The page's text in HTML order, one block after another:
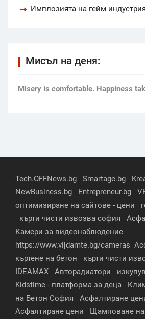
Имплозията на гейм
Мисъл на деня:
Мisery is comfortable. Happiness
Tech.OFFNews.bg Smartage.bg
NewBusiness.bg
Entrepreneur.bg
оптимизиране на сайтове - цени
кърти чисти извозва софия
Камери за видеонаблюдение
https://www.vijdamte.bg/cameras
къртене на бетон
кърти чисти
IDEAMAX
Авторадиатори
Kidstime - платформа за деца
на Бетон София
Асфалтиране
Асфалтиране цени
Щамповане на